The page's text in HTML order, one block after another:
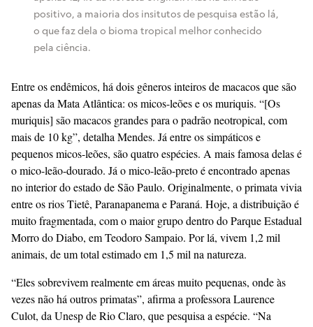
positivo, a maioria dos insitutos de pesquisa estão lá,
o que faz dela o bioma tropical melhor conhecido
pela ciência.
Entre os endêmicos, há dois gêneros inteiros de macacos que são
apenas da Mata Atlântica: os micos-leões e os muriquis. “[Os
muriquis] são macacos grandes para o padrão neotropical, com
mais de 10 kg”, detalha Mendes. Já entre os simpáticos e
pequenos micos-leões, são quatro espécies. A mais famosa delas é
o mico-leão-dourado. Já o mico-leão-preto é encontrado apenas
no interior do estado de São Paulo. Originalmente, o primata vivia
entre os rios Tietê, Paranapanema e Paraná. Hoje, a distribuição é
muito fragmentada, com o maior grupo dentro do Parque Estadual
Morro do Diabo, em Teodoro Sampaio. Por lá, vivem 1,2 mil
animais, de um total estimado em 1,5 mil na natureza.
“Eles sobrevivem realmente em áreas muito pequenas, onde às
vezes não há outros primatas”, afirma a professora Laurence
Culot, da Unesp de Rio Claro, que pesquisa a espécie. “Na